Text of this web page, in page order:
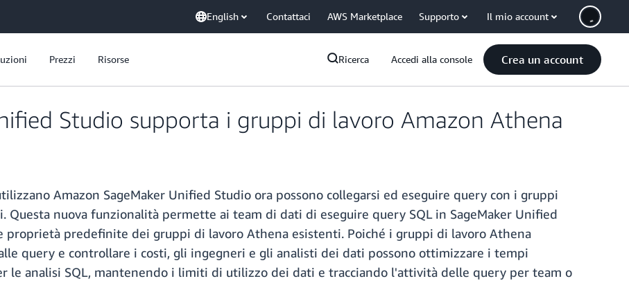
English Contattaci AWS Marketplace Supporto Il mio account
Prezzi Risorse Ricerca Accedi alla console Crea un account
Studio supporta i gruppi di lavoro Amazon Athena
Amazon SageMaker Unified Studio ora possono collegarsi ed eseguire query con i gruppi
Questa nuova funzionalità permette ai team di dati di eseguire query SQL in SageMaker Unified
proprietà predefinite dei gruppi di lavoro Athena esistenti. Poiché i gruppi di lavoro Athena
query e controllare i costi, gli ingegneri e gli analisti dei dati possono ottimizzare i tempi
le analisi SQL, mantenendo i limiti di utilizzo dei dati e tracciando l'attività delle query per team o